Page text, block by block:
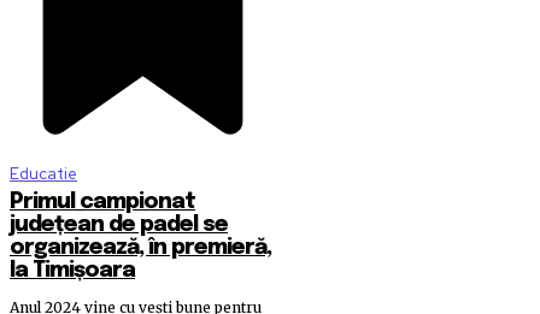
Educatie
Primul campionat
județean de padel se
organizează, în premieră,
la Timișoara
Anul 2024 vine cu vești bune pentru